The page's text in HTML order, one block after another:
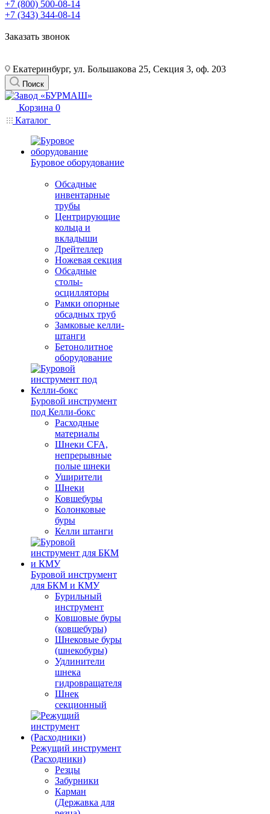
+7 (800) 500-08-14
+7 (343) 344-08-14
Заказать звонок
Екатеринбург, ул. Большакова 25, Секция 3, оф. 203
Поиск
Корзина 0
Каталог
Буровое оборудование
Обсадные
инвентарные
трубы
Центрирующие
кольца и
вкладыши
Дрейтеллер
Ножевая секция
Обсадные
столы-
осцилляторы
Рамки опорные
обсадных труб
Замковые келли-
штанги
Бетонолитное
оборудование
Буровой инструмент
под Келли-бокс
Расходные
материалы
Шнеки CFA,
непрерывные
полые шнеки
Уширители
Шнеки
Ковшебуры
Колонковые
буры
Келли штанги
Буровой инструмент
для БКМ и КМУ
Бурильный
инструмент
Ковшовые буры
(ковшебуры)
Шнековые буры
(шнекобуры)
Удлинители
шнека
гидровращателя
Шнек
секционный
Режущий инструмент
(Расходники)
Резцы
Забурники
Карман
(Державка для